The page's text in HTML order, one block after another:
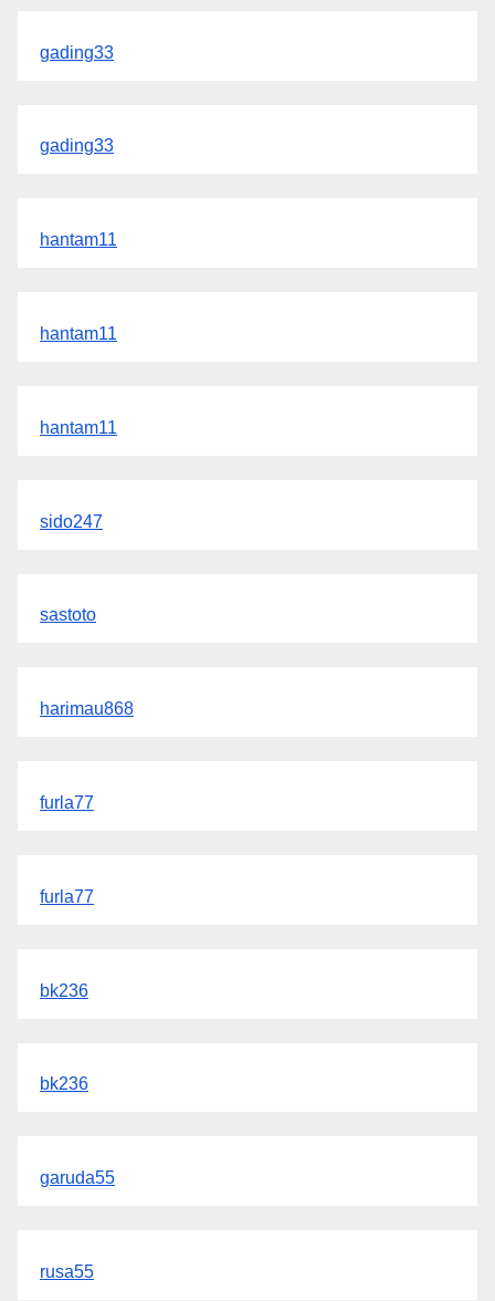
gading33
gading33
hantam11
hantam11
hantam11
sido247
sastoto
harimau868
furla77
furla77
bk236
bk236
garuda55
rusa55